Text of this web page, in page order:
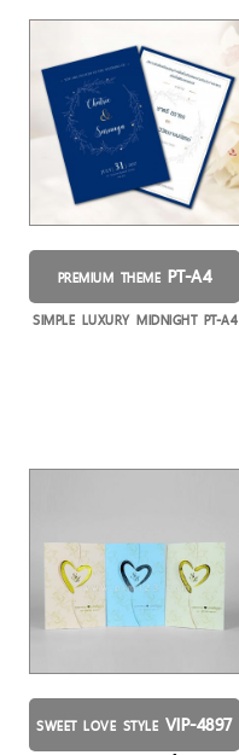
PREMIUM THEME PT-A4
SIMPLE LUXURY MIDNIGHT PT-A4
SWEET LOVE STYLE VIP-4897